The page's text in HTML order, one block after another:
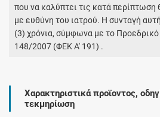
που να καλύπτει τις κατά περίπτωση
με ευθύνη του ιατρού. Η συνταγή
(3) χρόνια, σύμφωνα με το
148/2007 (ΦΕΚ Α' 191) .
Χαρακτηριστικά προϊοντος,
τεκμηρίωση